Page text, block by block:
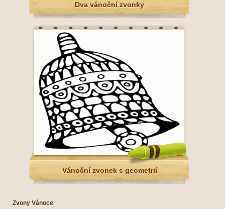
Dva vánoční zvonky
Vánoční zvonek s geometrií
Zvony Vánoce